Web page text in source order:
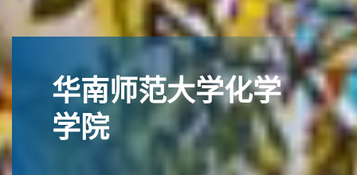
华南师范大学化学
学院